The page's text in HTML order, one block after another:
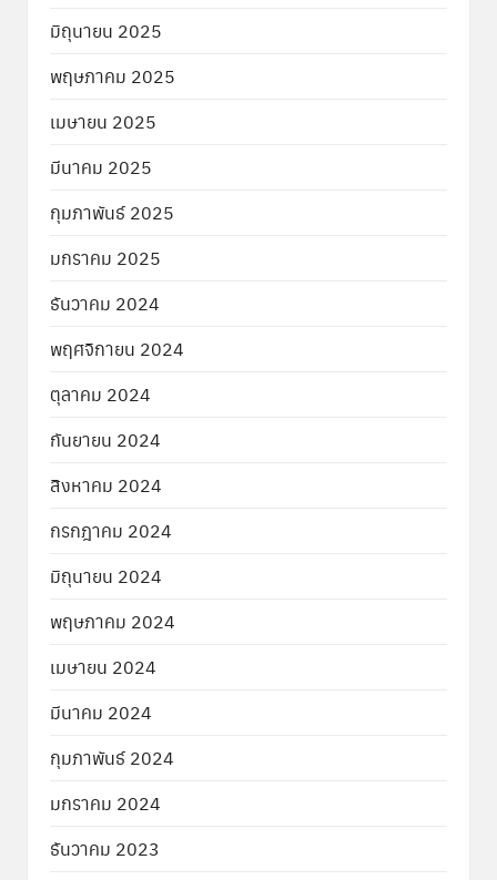
มิถุนายน 2025
พฤษภาคม 2025
เมษายน 2025
มีนาคม 2025
กุมภาพันธ์ 2025
มกราคม 2025
ธันวาคม 2024
พฤศจิกายน 2024
ตุลาคม 2024
กันยายน 2024
สิงหาคม 2024
กรกฎาคม 2024
มิถุนายน 2024
พฤษภาคม 2024
เมษายน 2024
มีนาคม 2024
กุมภาพันธ์ 2024
มกราคม 2024
ธันวาคม 2023